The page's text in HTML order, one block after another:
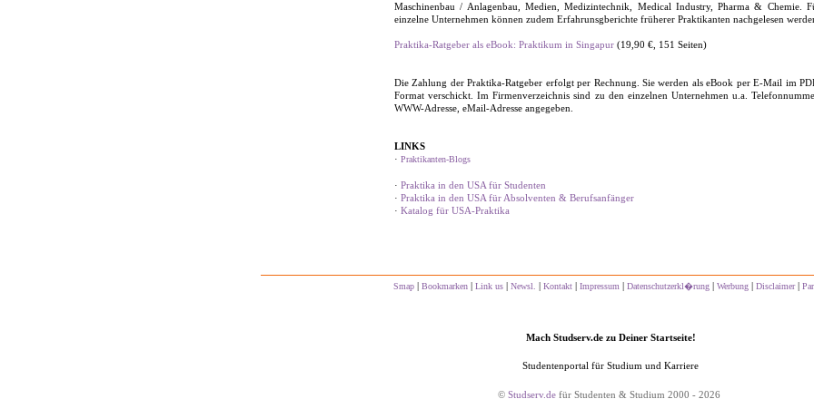
Maschinenbau / Anlagenbau, Medien, Medizintechnik, Medical Industry, Pharma & Chemie.
einzelne Unternehmen können zudem Erfahrunsgberichte früherer Praktikanten nachgelesen
Praktika-Ratgeber als eBook: Praktikum in Singapur (19,90 €, 151 Seiten)
Die Zahlung der Praktika-Ratgeber erfolgt per Rechnung. Sie werden als eBook per E-Mail im
Format verschickt. Im Firmenverzeichnis sind zu den einzelnen Unternehmen u.a.
WWW-Adresse, eMail-Adresse angegeben.
LINKS
· Praktikanten-Blogs
· Praktika in den USA für Studenten
· Praktika in den USA für Absolventen & Berufsanfänger
· Katalog für USA-Praktika
Smap | Bookmarken | Link us | Newsl. | Kontakt | Impressum | Datenschutzerkl�rung | Werbung | Disclaimer|
Mach Studserv.de zu Deiner Startseite!
Studentenportal für Studium und Karriere
© Studserv.de für Studenten & Studium 2000 - 2026